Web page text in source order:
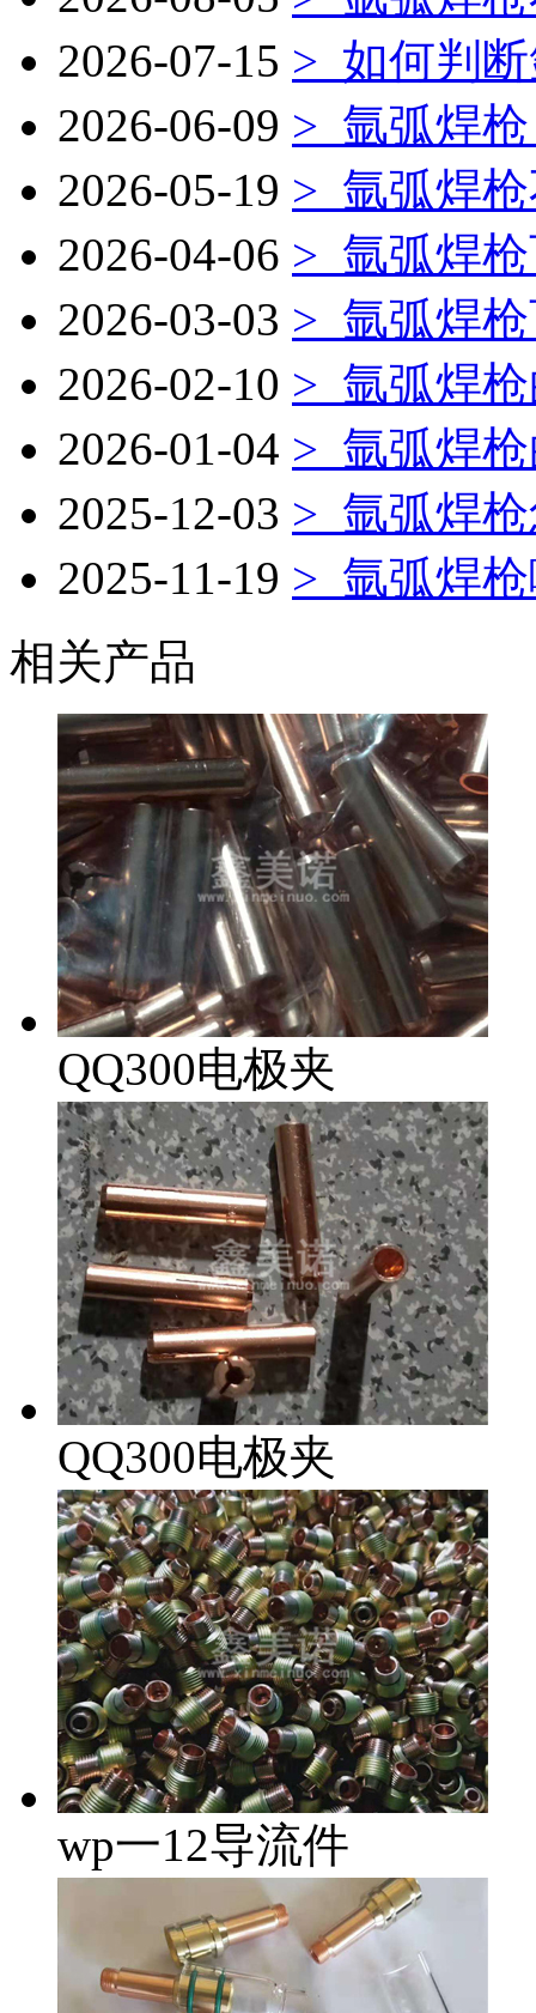
2026-07-15 > 如何判
2026-06-09 > 氩弧焊
2026-05-19 > 氩弧焊
2026-04-06 > 氩弧焊
2026-03-03 > 氩弧焊
2026-02-10 > 氩弧焊
2026-01-04 > 氩弧焊
2025-12-03 > 氩弧焊
2025-11-19 > 氩弧焊
相关产品
QQ300电极夹
QQ300电极夹
wp一12导流件